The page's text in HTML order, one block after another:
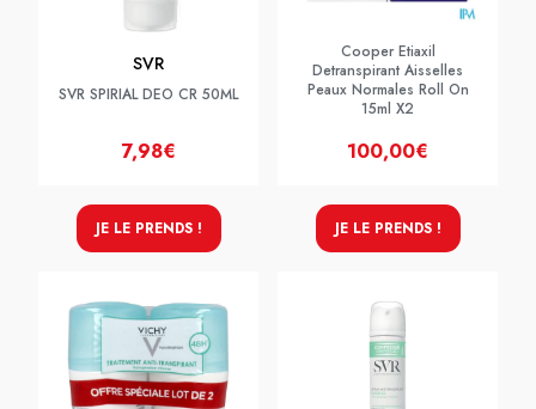
SVR
SVR SPIRIAL DEO CR 50ML
7,98€
JE LE PRENDS !
Cooper Etiaxil
Detranspirant Aisselles
Peaux Normales Roll On
15ml X2
100,00€
JE LE PRENDS !